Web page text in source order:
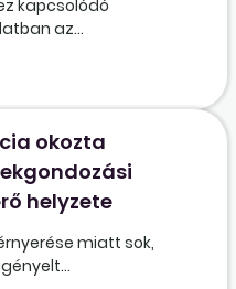
kapcsolódó
az...
okozta
helyzete
miatt sok,